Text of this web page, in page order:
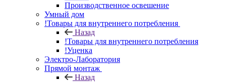
Производственное освешение
Умный дом
!Товары для внутреннего потребления
Назад
!Товары для внутреннего потребления
!Уценка
Электро-Лаборатория
Прямой монтаж
Назад